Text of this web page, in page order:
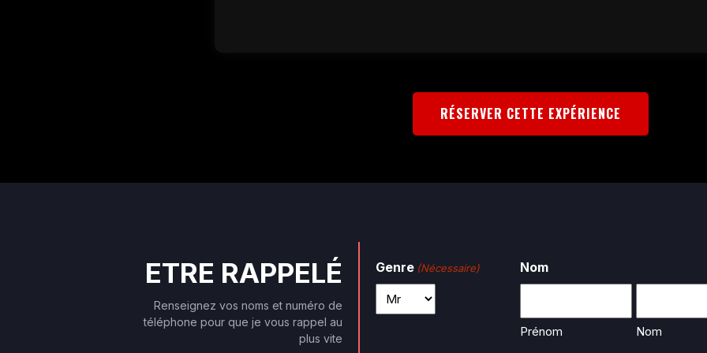
RÉSERVER CETTE EXPÉRIENCE
ETRE RAPPELÉ
Renseignez vos noms et numéro de
téléphone pour que je vous rappel au
plus vite
Genre (Nécessaire) Nom
Prénom Nom